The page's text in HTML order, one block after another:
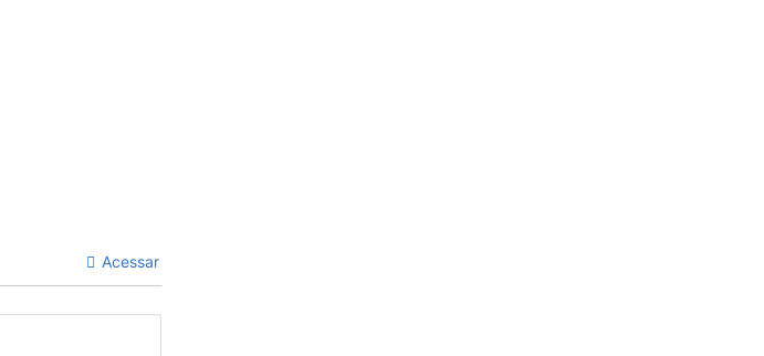
Acessar